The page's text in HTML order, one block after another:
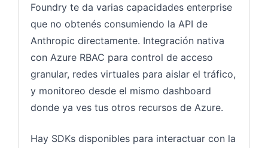
Foundry te da varias capacidades enterprise
que no obtenés consumiendo la API de
Anthropic directamente. Integración nativa
con Azure RBAC para control de acceso
granular, redes virtuales para aislar el tráfico,
y monitoreo desde el mismo dashboard
donde ya ves tus otros recursos de Azure.
Hay SDKs disponibles para interactuar con la